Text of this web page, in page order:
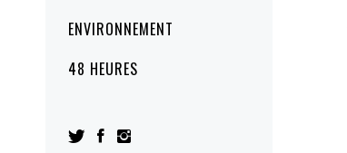
ENVIRONNEMENT
48 HEURES